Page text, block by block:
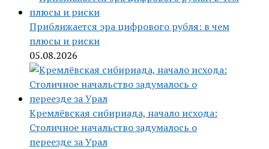
Приближается эра цифрового рубля: в чем
плюсы и риски
05.08.2026
Кремлёвская сибириада, начало исхода:
Столичное начальство задумалось о
переезде за Урал